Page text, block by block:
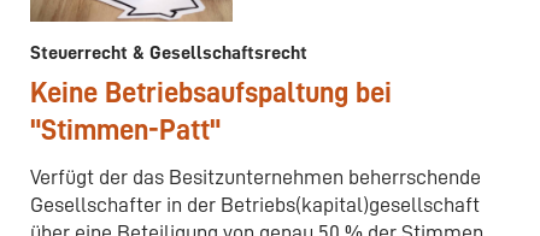
Steuerrecht & Gesellschaftsrecht
Keine Betriebsaufspaltung bei
"Stimmen-Patt"
Verfügt der das Besitzunternehmen beherrschende
Gesellschafter in der Betriebs(kapital)gesellschaft